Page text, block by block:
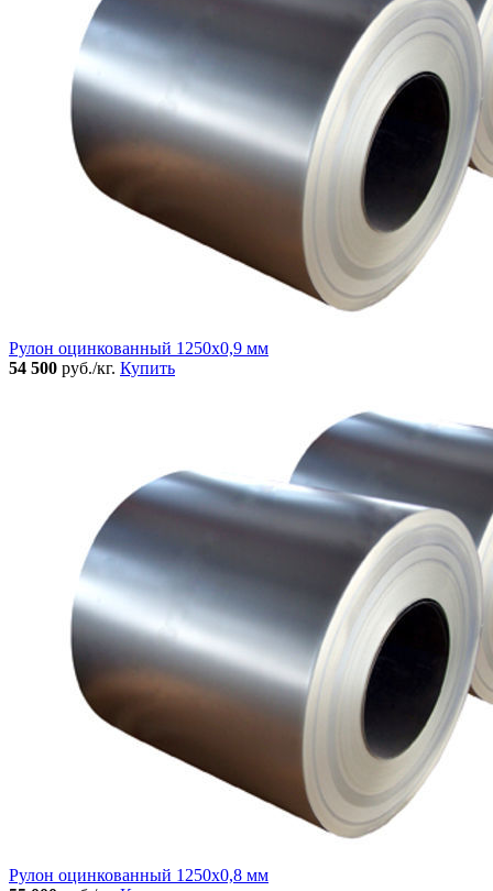
Рулон оцинкованный 1250х0,9 мм
54 500 руб./кг. Купить
Рулон оцинкованный 1250х0,8 мм